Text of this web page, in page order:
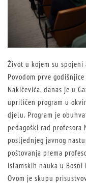
Život u kojem su
Povodom prve
Nakičevića, danas je u
upriličen program u
djelu. Program je
pedagoški rad profesora
posljednjeg javnog
poštovanja prema
islamskih nauka u Bosni
Ovom je skupu